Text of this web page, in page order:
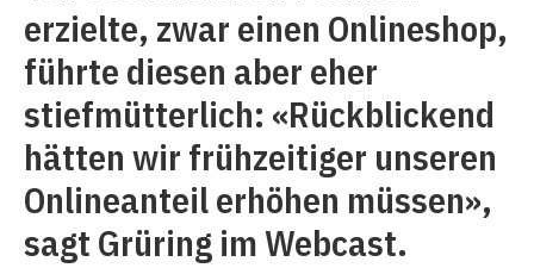
erzielte, zwar einen Onlineshop,
führte diesen aber eher
stiefmütterlich: «Rückblickend
hätten wir frühzeitiger unseren
Onlineanteil erhöhen müssen»,
sagt Grüring im Webcast.